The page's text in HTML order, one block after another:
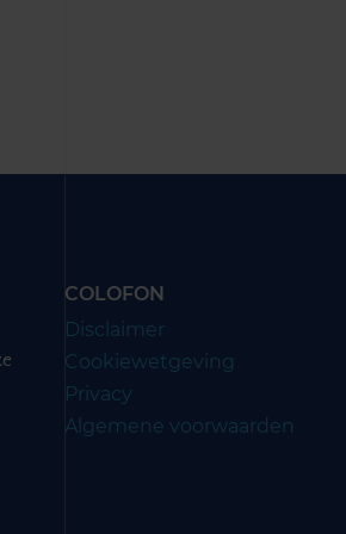
COLOFON
Disclaimer
Cookiewetgeving
Privacy
Algemene voorwaarden